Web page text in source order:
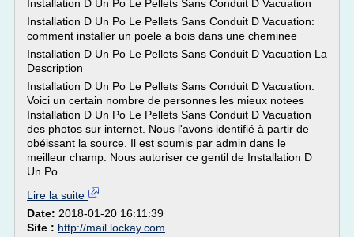
Installation D Un Po Le Pellets Sans Conduit D Vacuation
Installation D Un Po Le Pellets Sans Conduit D Vacuation:
comment installer un poele a bois dans une cheminee
Installation D Un Po Le Pellets Sans Conduit D Vacuation La
Description
Installation D Un Po Le Pellets Sans Conduit D Vacuation.
Voici un certain nombre de personnes les mieux notees
Installation D Un Po Le Pellets Sans Conduit D Vacuation
des photos sur internet. Nous l'avons identifié à partir de
obéissant la source. Il est soumis par admin dans le
meilleur champ. Nous autoriser ce gentil de Installation D
Un Po...
Lire la suite
Date: 2018-01-20 16:11:39
Site : http://mail.lockay.com